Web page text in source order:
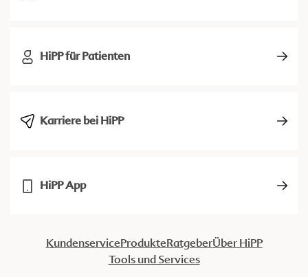
HiPP für Patienten
Karriere bei HiPP
HiPP App
KundenserviceProdukteRatgeberÜber HiPP
Tools und Services